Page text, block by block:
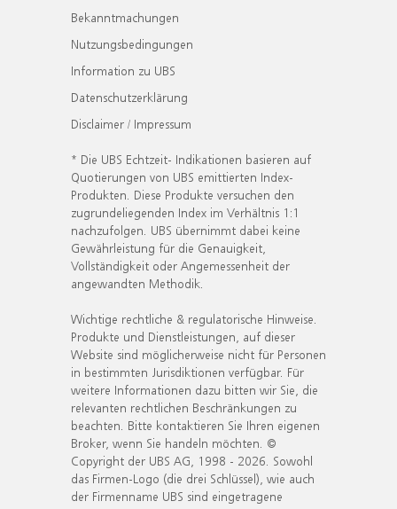
Bekanntmachungen
Nutzungsbedingungen
Information zu UBS
Datenschutzerklärung
Disclaimer / Impressum
* Die UBS Echtzeit- Indikationen basieren auf
Quotierungen von UBS emittierten Index-
Produkten. Diese Produkte versuchen den
zugrundeliegenden Index im Verhältnis 1:1
nachzufolgen. UBS übernimmt dabei keine
Gewährleistung für die Genauigkeit,
Vollständigkeit oder Angemessenheit der
angewandten Methodik.
Wichtige rechtliche & regulatorische Hinweise.
Produkte und Dienstleistungen, auf dieser
Website sind möglicherweise nicht für Personen
in bestimmten Jurisdiktionen verfügbar. Für
weitere Informationen dazu bitten wir Sie, die
relevanten rechtlichen Beschränkungen zu
beachten. Bitte kontaktieren Sie Ihren eigenen
Broker, wenn Sie handeln möchten. ©
Copyright der UBS AG, 1998 - 2026. Sowohl
das Firmen-Logo (die drei Schlüssel), wie auch
der Firmenname UBS sind eingetragene